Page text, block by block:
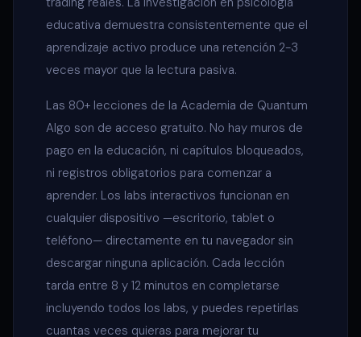
educativa demuestra consistentemente que el
aprendizaje activo produce una retención 2-3
veces mayor que la lectura pasiva.
Las 80+ lecciones de la Academia de Quantum
Algo son de acceso gratuito. No hay muros de
pago en la educación, ni capítulos bloqueados,
ni registros obligatorios para comenzar a
aprender. Los labs interactivos funcionan en
cualquier dispositivo —escritorio, tablet o
teléfono— directamente en tu navegador sin
descargar ninguna aplicación. Cada lección
tarda entre 8 y 12 minutos en completarse
incluyendo todos los labs, y puedes repetirlas
cuantas veces quieras para mejorar tu